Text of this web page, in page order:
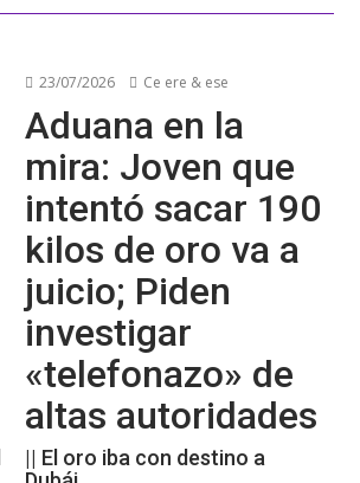
23/07/2026 Ce ere & ese
Aduana en la
mira: Joven que
intentó sacar 190
kilos de oro va a
juicio; Piden
investigar
«telefonazo» de
altas autoridades
|| El oro iba con destino a